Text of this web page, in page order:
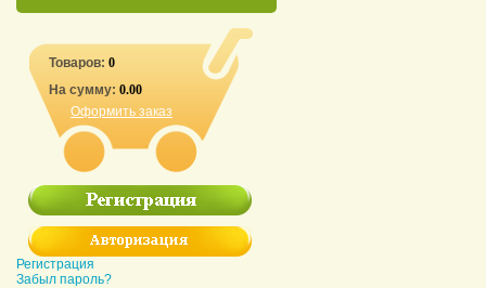
Товаров: 0
На сумму: 0.00
Оформить заказ
Регистрация
Забыл пароль?